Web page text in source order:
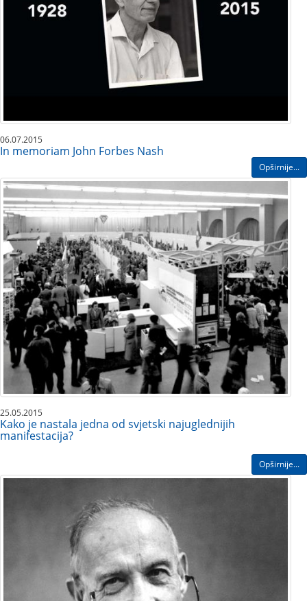
06.07.2015
In memoriam John Forbes Nash
Opširnije...
25.05.2015
Kako je nastala jedna od svjetski najuglednijih
manifestacija?
Opširnije...